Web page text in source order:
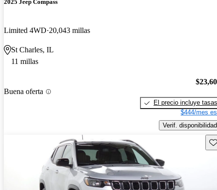
2025 Jeep Compass
Limited 4WD 20,043 millas
St Charles, IL
11 millas
Buena oferta
El precio incluye tasas
$444/mes
Verif. disponibilidad